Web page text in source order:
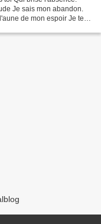
Je sais mon abandon.
de mon espoir Je te